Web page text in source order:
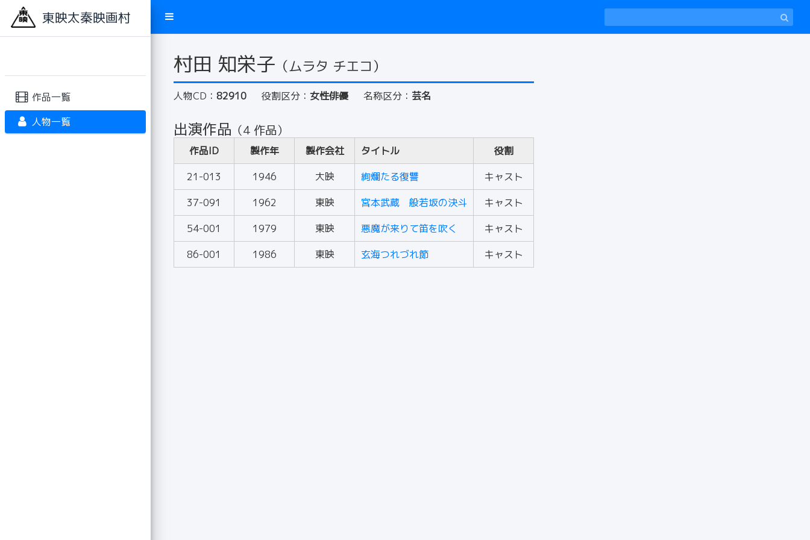
東映太秦映画村
作品一覧
人物一覧
村田 知栄子 （ムラタ チエコ）
人物CD： 82910 役割区分： 女性俳優 名称区分： 芸名
出演作品 （4 作品）
作品ID 製作年 製作会社 タイトル
役割
21-013
1946 大映 絢爛たる復讐
キャスト
37-091
1962 東映 宮本武蔵 般若坂の決斗
キャスト
54-001
1979 東映 悪魔が来りて笛を吹く
キャスト
86-001
1986 東映 玄海つれづれ節 キャスト